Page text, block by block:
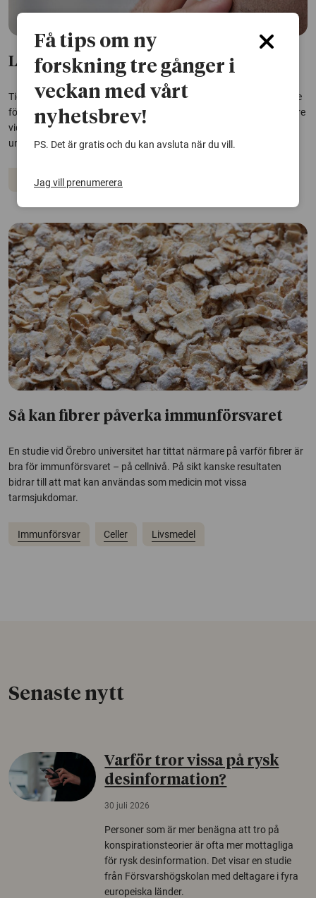
Lungsjukdomen kol kan spåras i näsan
Tidig diagnos av kroniskt obstruktiv lungsjukdom, kol, är viktig både
för effektiv behandling och patienternas livskvalitet. Nu kan forskare
vid Karolinska institutet visa att material från nässköljning kan
underlätta bedömning av sjukdomen.
Immunförsvar
Så kan fibrer påverka immunförsvaret
En studie vid Örebro universitet har tittat närmare på varför fibrer är
bra för immunförsvaret – på cellnivå. På sikt kanske resultaten
bidrar till att mat kan användas som medicin mot vissa
tarmsjukdomar.
Immunförsvar Celler Livsmedel
Senaste nytt
Varför tror vissa på rysk
desinformation?
30 juli 2026
Personer som är mer benägna att tro på
konspirationsteorier är ofta mer mottagliga
för rysk desinformation. Det visar en studie
från Försvarshögskolan med deltagare i fyra
europeiska länder.
Få tips om ny
forskning tre gånger i
veckan med vårt
nyhetsbrev!
PS. Det är gratis och du kan avsluta när du vill.
Jag vill prenumerera